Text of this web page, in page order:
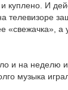
куплено. И
а
и на неделю
музыка